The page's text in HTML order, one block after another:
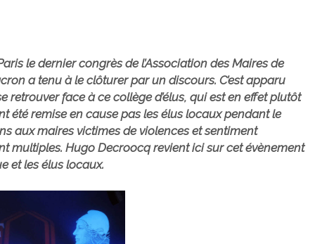
le dernier congrès de l’Association des Maires de
a tenu à le clôturer par un discours. C’est apparu
face à ce collège d’élus, qui est en effet plutôt
été remise en cause pas les élus locaux pendant le
aux maires victimes de violences et sentiment
multiples. Hugo Decroocq revient ici sur cet évènement
et les élus locaux.